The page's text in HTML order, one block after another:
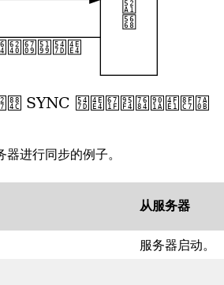
器进行同步的例子。
从服务器
服务器启动。